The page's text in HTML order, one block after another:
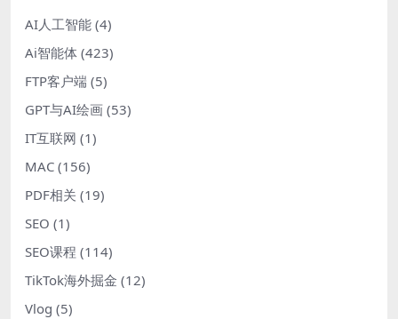
AI人工智能 (4)
Ai智能体 (423)
FTP客户端 (5)
GPT与AI绘画 (53)
IT互联网 (1)
MAC (156)
PDF相关 (19)
SEO (1)
SEO课程 (114)
TikTok海外掘金 (12)
Vlog (5)